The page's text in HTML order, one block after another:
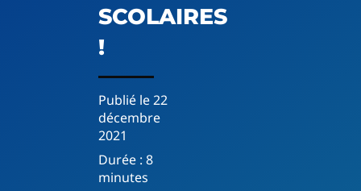
SCOLAIRES
!
Publié le22
décembre
2021
Durée : 8
minutes